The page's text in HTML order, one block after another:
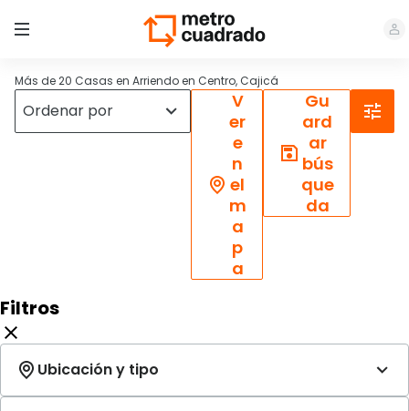
Más de 20 Casas en Arriendo en Centro, Cajicá
V
er
e
n
el
m
a
p
a
Gu
ard
ar
bús
que
da
Filtros